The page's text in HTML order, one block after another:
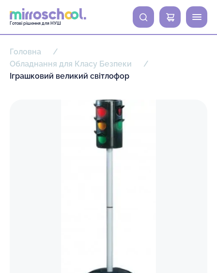
Готові рішення для НУШ
0
Головна
Обладнання для Класу Безпеки
Іграшковий великий світлофор